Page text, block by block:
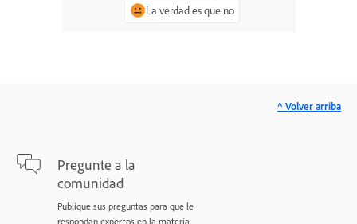
La verdad es que no
Pregunte a la
comunidad
Publique sus preguntas para que le
respondan expertos en la materia.
^ Volver arriba